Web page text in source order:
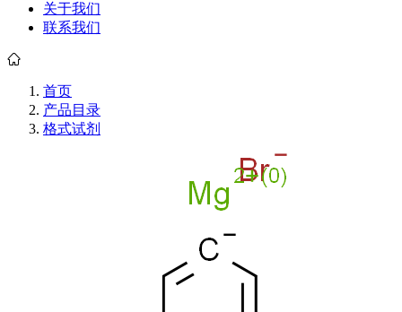
关于我们
联系我们
首页
产品目录
格式试剂